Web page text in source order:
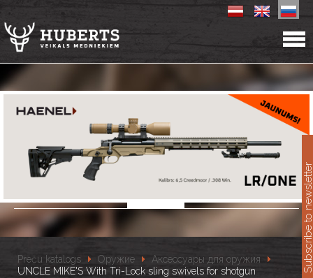
Preču katalogs Оружие
Аксессуары для оружия
UNCLE MIKE'S With Tri-Lock sling swivels for shotgun
Subscribe